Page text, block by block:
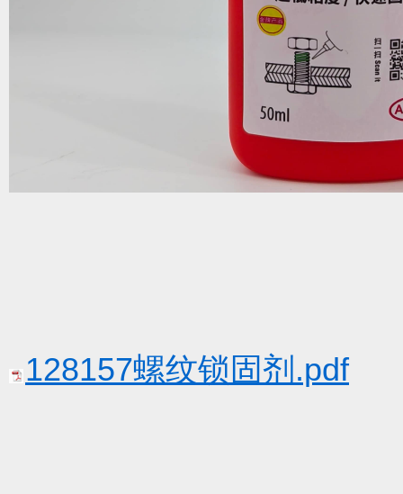
128157螺纹锁固剂.pdf